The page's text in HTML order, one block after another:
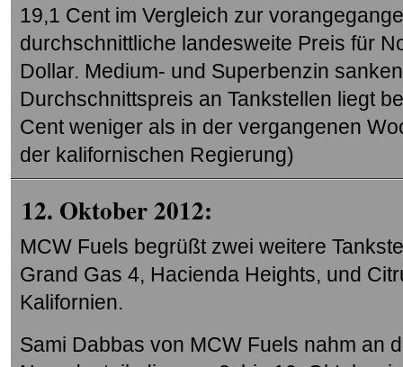
19,1 Cent im Vergleich zur
durchschnittliche landesweite Preis für
Dollar. Medium- und Superbenzin
Durchschnittspreis an Tankstellen liegt
Cent weniger als in der vergangenen
der kalifornischen Regierung)
12. Oktober 2012:
MCW Fuels begrüßt zwei weitere
Grand Gas 4, Hacienda Heights, und
Kalifornien.
Sami Dabbas von MCW Fuels nahm an